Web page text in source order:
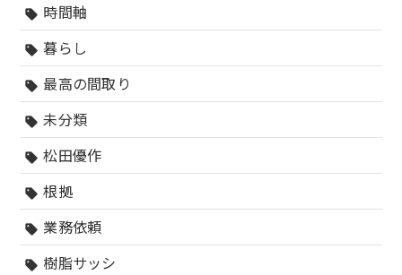
sell 時間軸
sell 暮らし
sell 最高の間取り
sell 未分類
sell 松田優作
sell 根拠
sell 業務依頼
sell 樹脂サッシ